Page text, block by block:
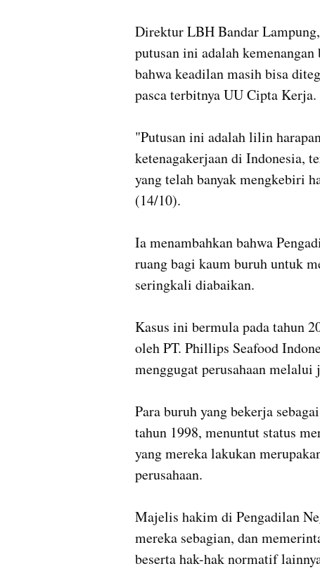
Direktur LBH Bandar
putusan ini adalah
bahwa keadilan masih bisa
pasca terbitnya UU Cipta Kerja.
"Putusan ini adalah lilin
ketenagakerjaan di Indonesia,
yang telah banyak mengkebiri
(14/10).
Ia menambahkan bahwa
ruang bagi kaum buruh untuk
seringkali diabaikan.
Kasus ini bermula pada tahun
oleh PT. Phillips Seafood
menggugat perusahaan
Para buruh yang bekerja
tahun 1998, menuntut status
yang mereka lakukan
perusahaan.
Majelis hakim di Pengadilan
mereka sebagian, dan
beserta hak-hak normatif